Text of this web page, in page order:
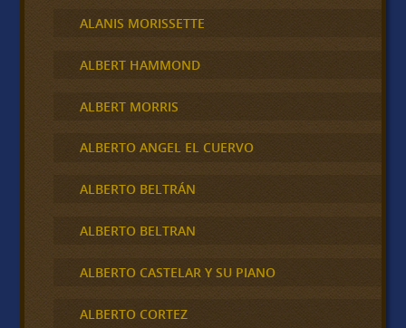
ALANIS MORISSETTE
ALBERT HAMMOND
ALBERT MORRIS
ALBERTO ANGEL EL CUERVO
ALBERTO BELTRÁN
ALBERTO BELTRAN
ALBERTO CASTELAR Y SU PIANO
ALBERTO CORTEZ